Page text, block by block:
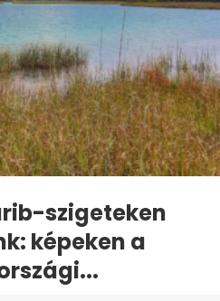
szigeteken
képeken a